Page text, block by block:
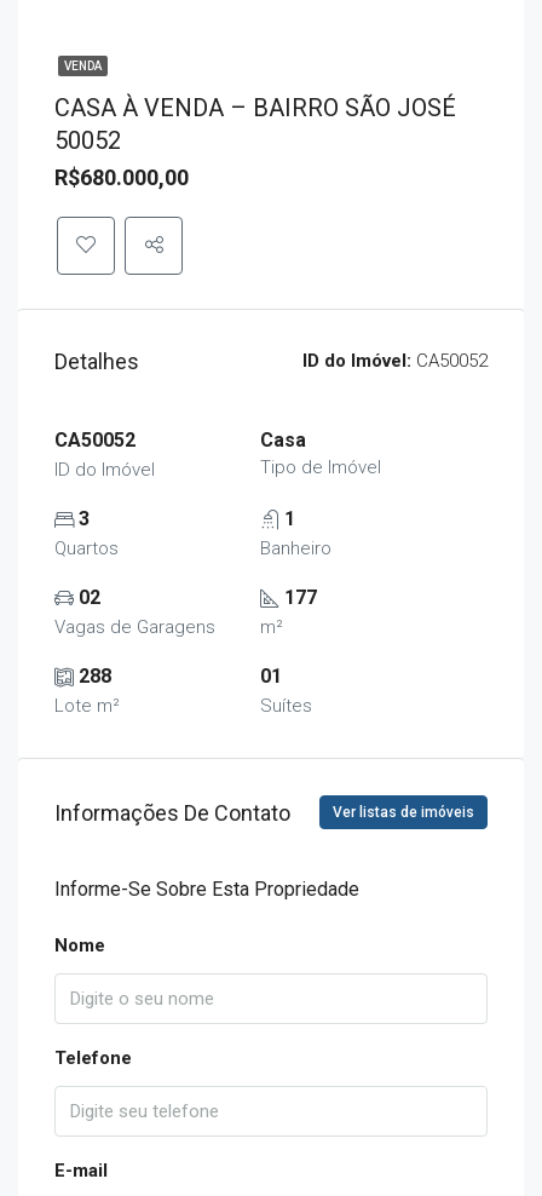
VENDA
CASA À VENDA – BAIRRO SÃO JOSÉ
50052
R$680.000,00
Detalhes ID do Imóvel: CA50052
CA50052
ID do Imóvel
Casa
Tipo de Imóvel
3
Quartos
1
Banheiro
02
Vagas de Garagens
177
m²
288
Lote m²
01
Suítes
Informações De Contato Ver listas de imóveis
Informe-Se Sobre Esta Propriedade
Nome
Telefone
E-mail